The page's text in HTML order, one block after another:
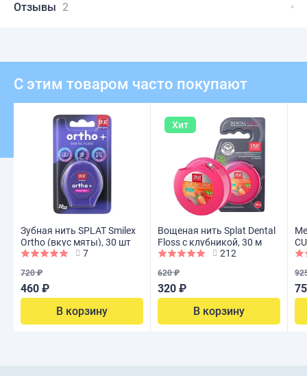
Отзывы 2
С этим товаром часто покупают
Зубная нить SPLAT Smilex
Ortho (вкус мяты), 30 шт
7
720 ₽
460 ₽
В корзину
Хит
Вощеная нить Splat Dental
Floss с клубникой, 30 м
212
620 ₽
320 ₽
В корзину